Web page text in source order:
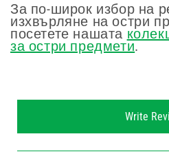
За по-широк избор на
изхвърляне на остри
посетете нашата
за остри предмети.
Write